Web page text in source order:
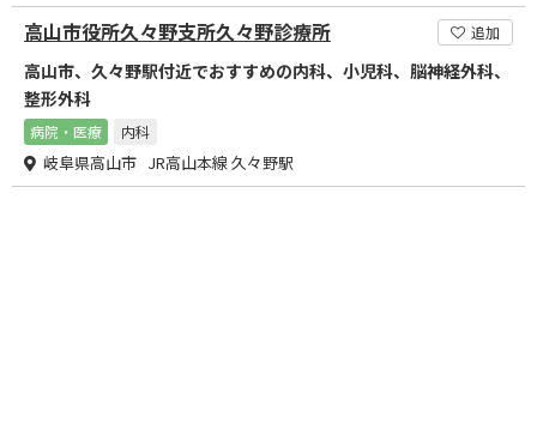
高山市役所久々野支所久々野診療所 追加
高山市、久々野駅付近でおすすめの内科、小児科、脳神経外科、
整形外科
病院・医療 内科
岐阜県高山市 JR高山本線 久々野駅